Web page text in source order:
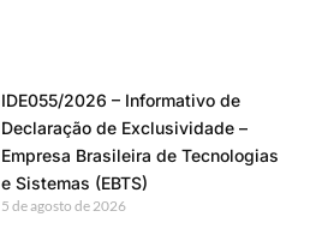
IDE055/2026 – Informativo de
Declaração de Exclusividade –
Empresa Brasileira de Tecnologias
e Sistemas (EBTS)
5 de agosto de 2026